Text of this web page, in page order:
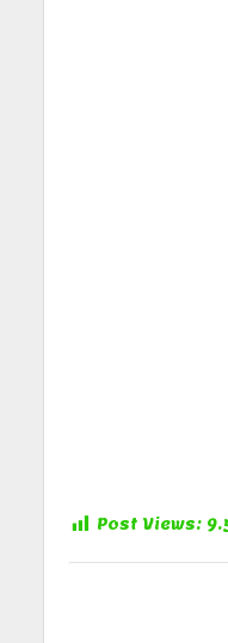
Post Views: